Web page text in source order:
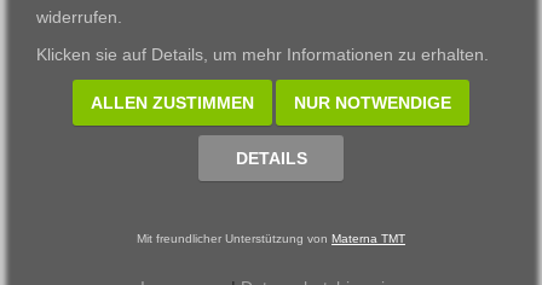
Links
Impressum
Datenschutzerklärung
Gießen
Kassel
Wiesbaden
Fortbildungszentrum
widerrufen.
Klicken sie auf Details, um mehr Informationen zu erhalten.
ALLEN ZUSTIMMEN NUR NOTWENDIGE
DETAILS
Mit freundlicher Unterstützung von Materna TMT